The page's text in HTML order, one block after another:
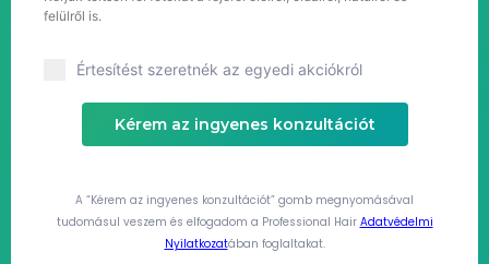
felülről is.
Értesítést szeretnék az egyedi akciókról
Kérem az ingyenes konzultációt
A “Kérem az ingyenes konzultációt” gomb megnyomásával
tudomásul veszem és elfogadom a Professional Hair Adatvédelmi
Nyilatkozatában foglaltakat.